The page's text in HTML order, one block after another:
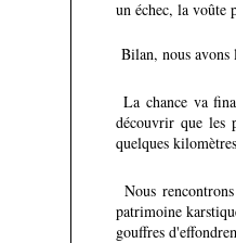
un échec, la voûte
Bilan, nous
La chance va
découvrir que les
quelques
Nous
patrimoine
gouffres